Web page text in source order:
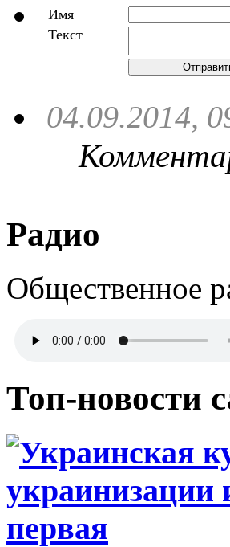
Имя
Текст
04.09.2014,
Радио
Общественное
Топ-новости